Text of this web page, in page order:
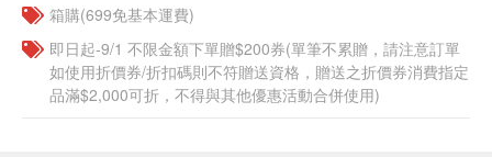
箱購(699免基本運費)
即日起-9/1 不限金額下單贈$200券(單筆不累贈，請注意訂單
如使用折價券/折扣碼則不符贈送資格，贈送之折價券消費指定
品滿$2,000可折，不得與其他優惠活動合併使用)